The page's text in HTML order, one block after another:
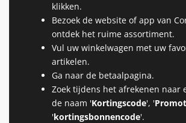
klikken.
Bezoek de website of app van
ontdek het ruime assortiment.
Vul uw winkelwagen met uw
artikelen.
Ga naar de betaalpagina.
Zoek tijdens het afrekenen naar
de naam 'Kortingscode', '
'kortingsbonnencode'.